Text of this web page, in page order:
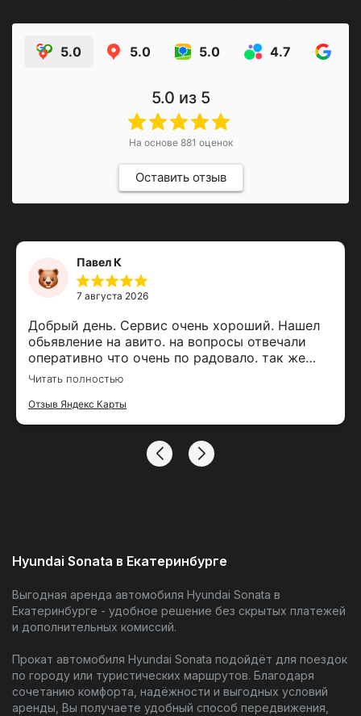
5.0 5.0 5.0 4.7
5.0 из 5
На основе 881 оценок
Оставить отзыв
Павел К
7 августа 2026
Добрый день. Сервис очень хороший. Нашел
обьявление на авито. на вопросы отвечали
оперативно что очень по радовало. так же
созванивался по телефону, рассказали про
очень удобно было забронировать автомобиль
через мобильно приложение. Была постоянная
связь и в МАХ. Сдавал один принимал другой
менеджер. Оба вежливые, позитивные. В
офисе тоже было уютно, комфортно. Прям
Читать полностью
Отзыв Яндекс Карты
Hyundai Sonata в Екатеринбурге
Выгодная аренда автомобиля Hyundai Sonata в
Екатеринбурге - удобное решение без скрытых платежей
и дополнительных комиссий.
Прокат автомобиля Hyundai Sonata подойдёт для поездок
по городу или туристических маршрутов. Благодаря
сочетанию комфорта, надёжности и выгодных условий
аренды, Вы получаете удобный способ передвижения,